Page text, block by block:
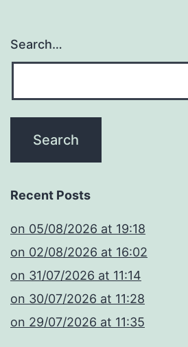
Search…
Recent Posts
​on 05/08/2026 at 19:18
​on 02/08/2026 at 16:02
​on 31/07/2026 at 11:14
​on 30/07/2026 at 11:28
​on 29/07/2026 at 11:35